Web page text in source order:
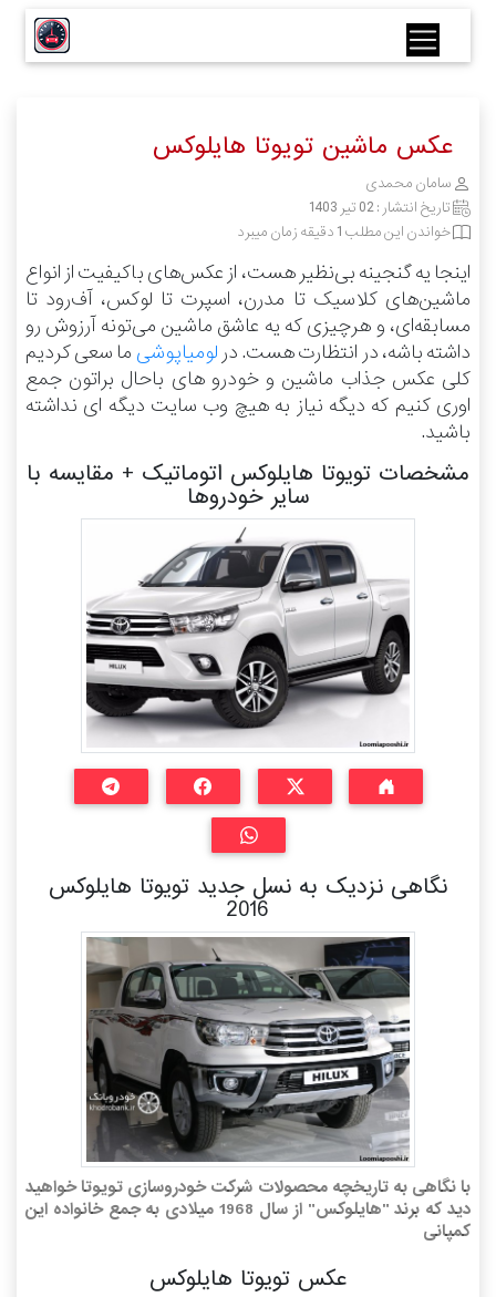
عکس ماشین تویوتا هایلوکس
سامان محمدی
تاریخ انتشار :02 تیر 1403
خواندن این مطلب 1 دقیقه زمان میبرد
اینجا یه گنجینه بی‌نظیر هست، از عکس‌های باکیفیت از انواع
ماشین‌های کلاسیک تا مدرن، اسپرت تا لوکس، آف‌رود تا
مسابقه‌ای، و هرچیزی که یه عاشق ماشین می‌تونه آرزوش رو
داشته باشه، در انتظارت هست.در لومیاپوشی ما سعی کردیم
کلی عکس جذاب ماشین و خودرو های باحال براتون جمع
اوری کنیم که دیگه نیاز به هیچ وب سایت دیگه ای نداشته
باشید.
مشخصات تویوتا هایلوکس اتوماتیک + مقایسه با
سایر خودروها
نگاهی نزدیک به نسل جدید تویوتا هایلوکس
2016
با نگاهی به تاریخچه محصولات شرکت خودروسازی تویوتا خواهید
دید که برند "هایلوکس" از سال 1968 میلادی به جمع خانواده این
کمپانی
عکس تویوتا هایلوکس